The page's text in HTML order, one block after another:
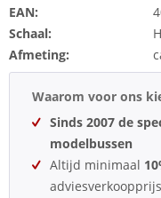
EAN:
Schaal:
Afmeting:
Waarom voor ons
Sinds 2007 de
modelbussen
Altijd minimaal
adviesverkoopprijs